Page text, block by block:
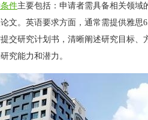
件主要包括：申请者需具备相关领域
文。英语要求方面，通常需提供雅思
交研究计划书，清晰阐述研究目标、
究能力和潜力。